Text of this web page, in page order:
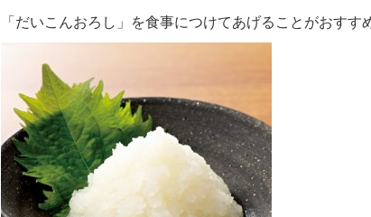
「だいこんおろし」を食事につけてあげることがおすす